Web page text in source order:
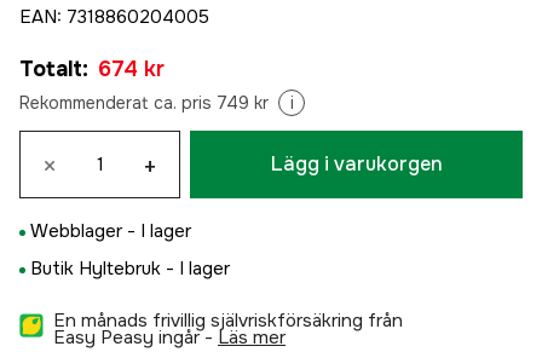
EAN: 7318860204005
Totalt: 674 kr
Rekommenderat ca. pris 749 kr i
× + Lägg i varukorgen
Webblager - I lager
Butik Hyltebruk - I lager
En månads frivillig självriskförsäkring från
Easy Peasy ingår - läs mer